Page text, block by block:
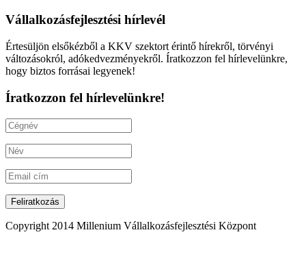
Vállalkozásfejlesztési hírlevél
Értesüljön elsőkézből a KKV szektort érintő hírekről, törvényi
változásokról, adókedvezményekről. Íratkozzon fel hírlevelünkre,
hogy biztos forrásai legyenek!
Íratkozzon fel hírlevelünkre!
Copyright 2014 Millenium Vállalkozásfejlesztési Központ